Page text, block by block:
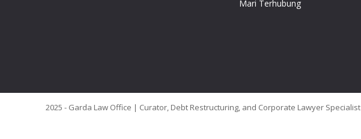
Mari Terhubung
2025 - Garda Law Office | Curator, Debt Restructuring, and Corporate Lawyer Specialist